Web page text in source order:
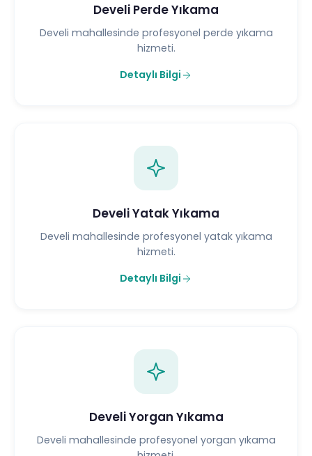
Develi Perde Yıkama
Develi mahallesinde profesyonel perde yıkama
hizmeti.
Detaylı Bilgi
Develi Yatak Yıkama
Develi mahallesinde profesyonel yatak yıkama
hizmeti.
Detaylı Bilgi
Develi Yorgan Yıkama
Develi mahallesinde profesyonel yorgan yıkama